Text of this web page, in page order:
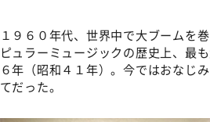
１９６０年代、世界中で大ブームを
ピュラーミュージックの歴史上、最
６年（昭和４１年）。今ではおなじ
てだった。